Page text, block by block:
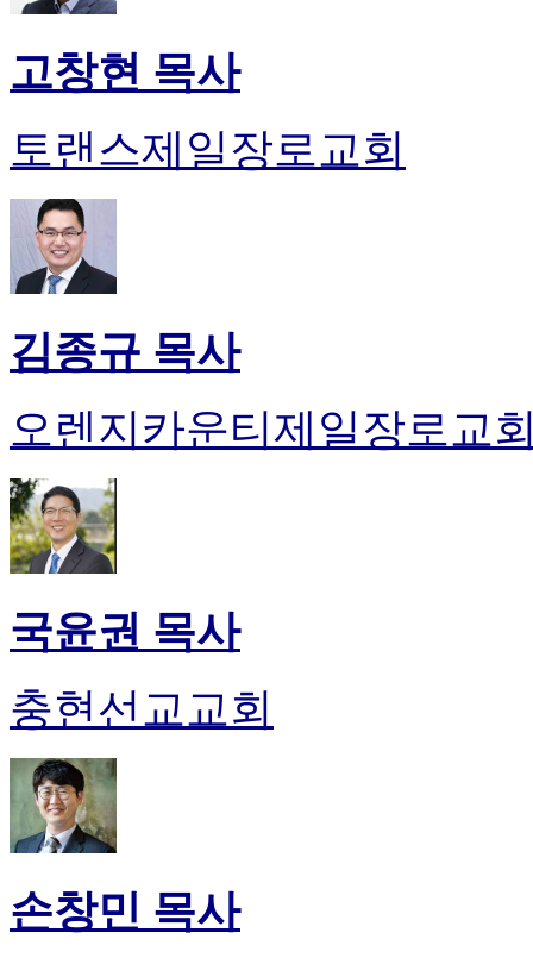
고창현 목사
토랜스제일장로교회
김종규 목사
오렌지카운티제일장로교
국윤권 목사
충현선교교회
손창민 목사